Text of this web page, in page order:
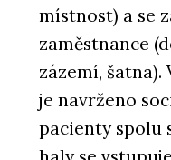
místnost) a se
zaměstnance
zázemí,
je navrženo
pacienty spolu